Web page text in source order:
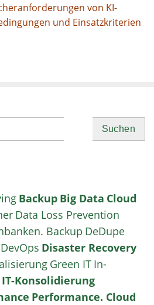
von KI-
und Einsatzkriterien
Backup Big Data Cloud
Data Loss Prevention
Backup DeDupe
DevOps Disaster Recovery
Green IT In-
IT-Konsolidierung
Performance. Cloud